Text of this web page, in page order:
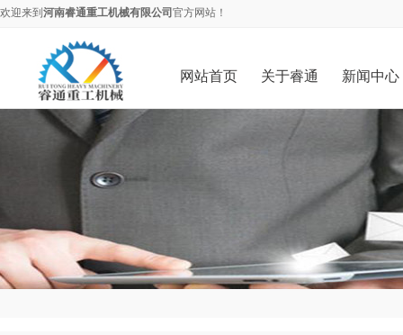
欢迎来到 河南睿通重工机械有限公司 官方网站！
网站首页 关于睿通 新闻中心